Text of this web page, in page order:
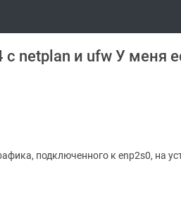
netplan и ufw У меня
подключенного к enp2s0, на